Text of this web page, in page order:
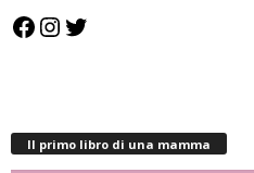
Facebook
Instagram
Twitter
Il primo libro di una mamma